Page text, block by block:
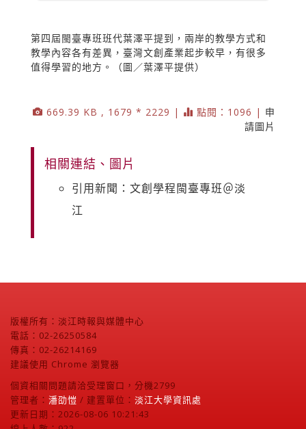
第四屆閩臺專班班代葉澤平提到，兩岸的教學方式和
教學內容各有差異，臺灣文創產業起步較早，有很多
值得學習的地方。（圖／葉澤平提供）
669.39 KB , 1679 * 2229 | 點閱：1096 | 申
請圖片
相關連結、圖片
引用新聞：文創學程閩臺專班＠淡
江
版權所有：淡江時報與媒體中心
電話：02-26250584
傳真：02-26214169
建議使用 Chrome 瀏覽器
個資相關問題請洽受理窗口，分機2799
管理者： 潘劭愷 / 建置單位： 淡江大學資訊處
更新日期：2026-08-06 10:21:43